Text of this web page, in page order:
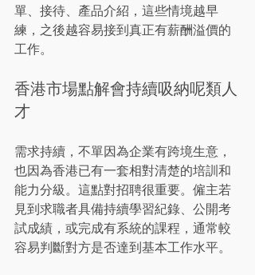
單、接待、產品介紹，這些情境越早
練，之後越容易接到真正有薪酬溢價的
工作。
香港市場點解會持續吸納呢類人
才
需求持續，不單因為企業有跨境生意，
也因為香港已有一套相對清楚的培訓和
能力分級。這點對招聘很重要。僱主若
見到求職者具備持續學習紀錄、公開考
試成績，或完成有系統的課程，通常較
容易判斷對方是否達到基本工作水平。